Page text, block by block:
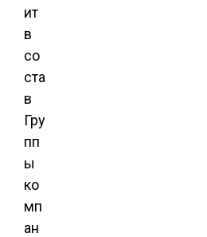
ит
в
со
ста
в
Гру
пп
ы
ко
мп
ан